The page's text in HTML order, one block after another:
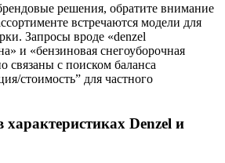
решения, обратите внимание
встречаются модели для
Запросы вроде «denzel
и «бензиновая снегоуборочная
связаны с поиском баланса
стоимость” для частного
характеристиках Denzel и